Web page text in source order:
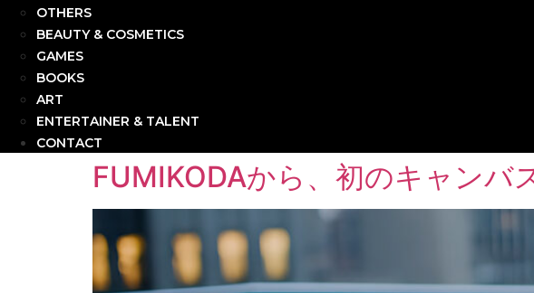
OTHERS
BEAUTY & COSMETICS
GAMES
BOOKS
ART
ENTERTAINER & TALENT
CONTACT
FUMIKODAから、初のキャンバ